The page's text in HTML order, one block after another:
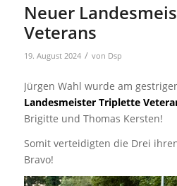
Neuer
Veterans
19. August 2024 / von Dsp
Jürgen Wahl wurde am
Landesmeister Triplette
Brigitte und Thomas Kersten!
Somit verteidigten die Drei
Bravo!